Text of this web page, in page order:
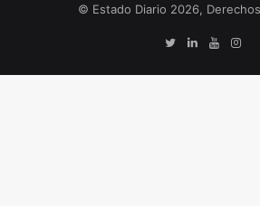
© Estado Diario 2026,